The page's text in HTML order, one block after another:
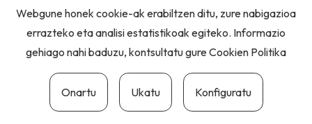
Webgune honek cookie-ak erabiltzen ditu, zure nabigazioa
errazteko eta analisi estatistikoak egiteko. Informazio
gehiago nahi baduzu, kontsultatu gureCookien Politika
Onartu Ukatu Konfiguratu